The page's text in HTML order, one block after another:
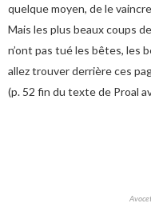
quelque moyen, de le
Mais les plus beaux coups
n’ont pas tué les bêtes, les
allez trouver derrière ces
(p. 52 fin du texte de Proal